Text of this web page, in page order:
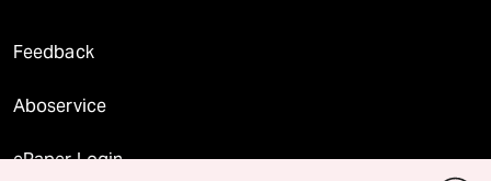
Feedback
Aboservice
ePaper Login